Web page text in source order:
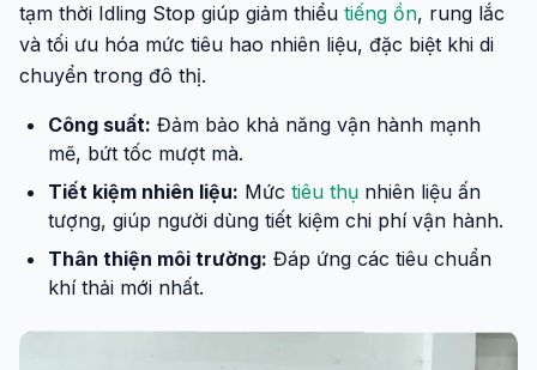
tạm thời Idling Stop giúp giảm thiểu tiếng ồn, rung lắc
và tối ưu hóa mức tiêu hao nhiên liệu, đặc biệt khi di
chuyển trong đô thị.
Công suất: Đảm bảo khả năng vận hành mạnh
mẽ, bứt tốc mượt mà.
Tiết kiệm nhiên liệu: Mức tiêu thụ nhiên liệu ấn
tượng, giúp người dùng tiết kiệm chi phí vận hành.
Thân thiện môi trường: Đáp ứng các tiêu chuẩn
khí thải mới nhất.